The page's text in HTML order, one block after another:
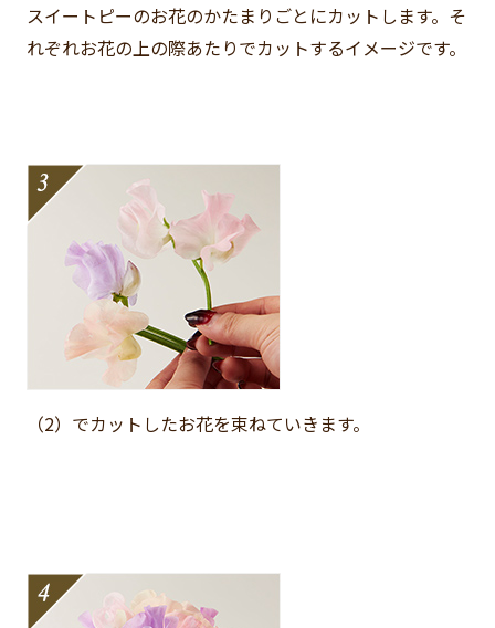
スイートピーのお花のかたまりごとにカットします。そ
れぞれお花の上の際あたりでカットするイメージです。
（2）でカットしたお花を束ねていきます。